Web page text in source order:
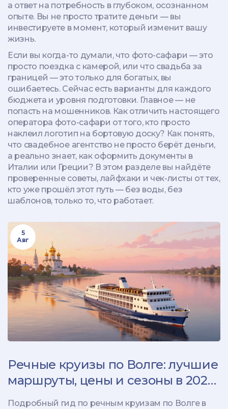
а ответ на потребность в глубоком, осознанном
опыте. Вы не просто тратите деньги — вы
инвестируете в момент, который изменит вашу
жизнь.
Если вы когда-то думали, что фото-сафари — это
просто поездка с камерой, или что свадьба за
границей — это только для богатых, вы
ошибаетесь. Сейчас есть варианты для каждого
бюджета и уровня подготовки. Главное — не
попасть на мошенников. Как отличить настоящего
оператора фото-сафари от того, кто просто
наклеил логотип на бортовую доску? Как понять,
что свадебное агентство не просто берёт деньги,
а реально знает, как оформить документы в
Италии или Греции? В этом разделе вы найдёте
проверенные советы, лайфхаки и чек-листы от тех,
кто уже прошёл этот путь — без воды, без
шаблонов, только то, что работает.
5
Авг
Речные круизы по Волге: лучшие
маршруты, цены и сезоны в 2026
году
Подробный гид по речным круизам по Волге в